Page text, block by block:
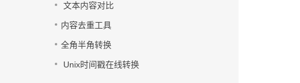
文本内容对比
内容去重工具
全角半角转换
Unix时间戳在线转换